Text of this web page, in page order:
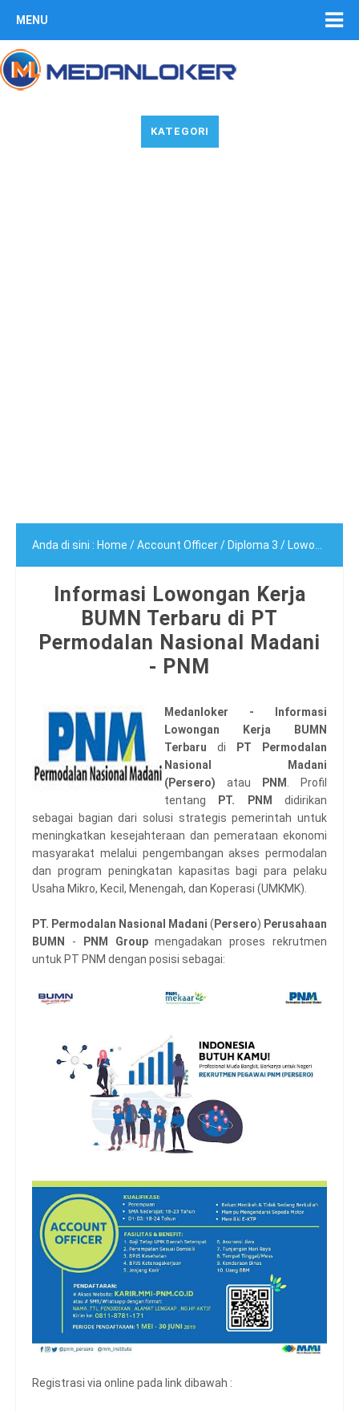
MENU
KATEGORI
Anda di sini : Home /Account Officer/ Diploma 3 / Lowongan BUMN
Informasi Lowongan Kerja
BUMN Terbaru di PT
Permodalan Nasional Madani
- PNM
Medanloker - Informasi
Lowongan Kerja BUMN
Terbaru di PT Permodalan
Nasional Madani
(Persero) atau PNM
Profil
tentang
PT. PNMdidirikan
sebagai bagian dari solusi strategis pemerintah untuk
meningkatkan kesejahteraan dan pemerataan ekonomi
masyarakat melalui pengembangan akses permodalan
dan program peningkatan kapasitas bagi para pelaku
Usaha Mikro, Kecil, Menengah, dan Koperasi (UMKMK).
PT. Permodalan Nasional Madani ( Persero) Perusahaan
BUMN
- PNM Groupmengadakan proses rekrutmen
untuk PT PNM dengan posisi sebagai:
Registrasi via online pada link dibawah :